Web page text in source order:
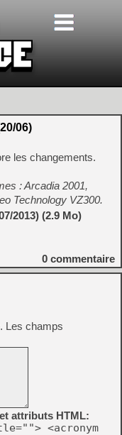
06)
les changements.
: Arcadia 2001,
Technology VZ300.
2013) (2.9 Mo)
0 commentaire
Les champs
attributs HTML:
<acronym